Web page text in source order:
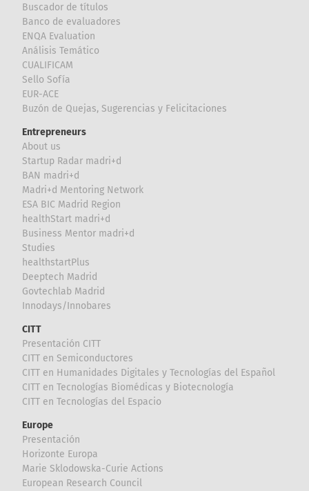
Buscador de títulos
Banco de evaluadores
ENQA Evaluation
Análisis Temático
CUALIFICAM
Sello Sofía
EUR-ACE
Buzón de Quejas, Sugerencias y Felicitaciones
Entrepreneurs
About us
Startup Radar madri+d
BAN madri+d
Madri+d Mentoring Network
ESA BIC Madrid Region
healthStart madri+d
Business Mentor madri+d
Studies
healthstartPlus
Deeptech Madrid
Govtechlab Madrid
Innodays/Innobares
CITT
Presentación CITT
CITT en Semiconductores
CITT en Humanidades Digitales y Tecnologías del Español
CITT en Tecnologías Biomédicas y Biotecnología
CITT en Tecnologías del Espacio
Europe
Presentación
Horizonte Europa
Marie Sklodowska-Curie Actions
European Research Council